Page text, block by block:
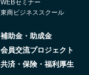
WEBセミナー
東商ビジネススクール
補助金・助成金
会員交流プロジェクト
共済・保険・福利厚生